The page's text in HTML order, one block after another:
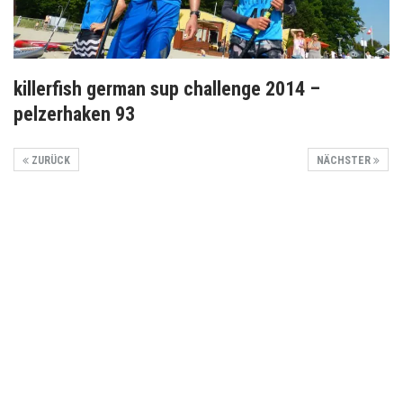
killerfish german sup challenge 2014 –
pelzerhaken 93
NÄCHSTER
ZURÜCK